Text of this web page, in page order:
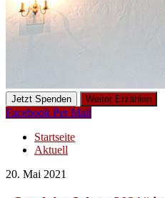
Jetzt Spenden Weiter Erzählen
Facebook Per Mail
Startseite
Aktuell
20. Mai 2021